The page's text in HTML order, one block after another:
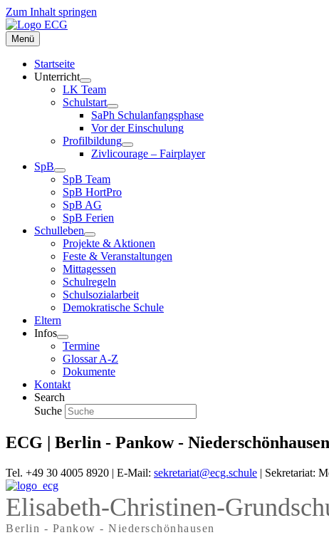
Zum Inhalt springen
Menü
Startseite
Unterricht
LK Team
Schulstart
SaPh Schulanfangsphase
Vor der Einschulung
Profilbildung
Zivlicourage – Fairplayer
SpB
SpB Team
SpB HortPro
SpB AG
SpB Ferien
Schulleben
Projekte & Aktionen
Feste & Veranstaltungen
Mittagessen
Schulregeln
Schulsozialarbeit
Demokratische Schule
Eltern
Infos
Termine
Glossar A-Z
Dokumente
Kontakt
Search
Suche
ECG | Berlin - Pankow - Niederschönhausen
Tel. +49 30 4005 8920 | E-Mail: sekretariat@ecg.schule | Sekretariat:
Elisabeth-Christinen-
Berlin - Pankow - Niederschönhausen